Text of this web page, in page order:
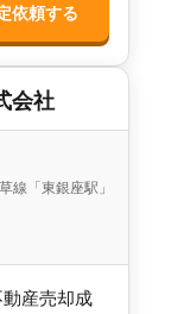
依頼する
会社
線「東銀座駅」
産売却成